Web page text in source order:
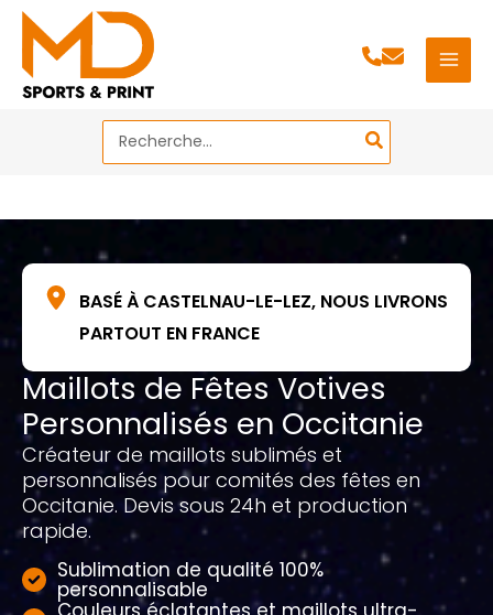
Aller
contenu
Search
for:
BASÉ À CASTELNAU-LE-LEZ, NOUS LIVRONS
PARTOUT EN FRANCE
Maillots de Fêtes Votives
Personnalisés en Occitanie
Créateur de maillots sublimés et
personnalisés pour comités des fêtes en
Occitanie. Devis sous 24h et production
rapide.
Sublimation de qualité 100%
personnalisable